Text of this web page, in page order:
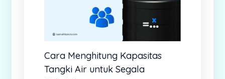
Cara Menghitung Kapasitas
Tangki Air untuk Segala